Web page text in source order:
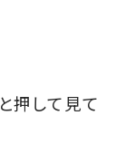
押して見て